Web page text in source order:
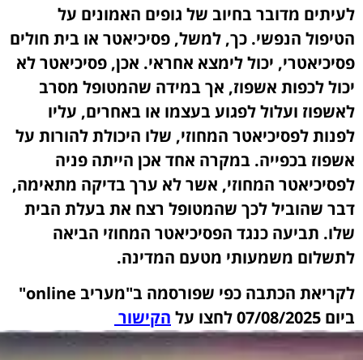
לעיתים מדובר בחיוב של גופים האמונים על
הטיפול הנפשי. כך, למשל, פסיכיאטר או בית חולים
פסיכיאטרי, יכול לימצא אחראי. אכן, פסיכיאטר לא
יכול לכפות אשפוז, אך במידה שהמטופל מסרב
לאשפוז ועלול לפגוע בעצמו או באחרים, עליו
לפנות לפסיכיאטר המחוזי, שלו היכולת להורות על
אשפוז בכפייה. במקרה אחד אכן הייתה פניה
לפסיכיאטר המחוזי, אשר לא ערך בדיקה מתאימה,
דבר שהוביל לכך שהמטופל רצח את בעלת הבית
שלו. תביעה כנגד הפסיכיאטר המחוזי הביאה
לתשלום משמעותי מטעם המדינה.
לקריאת הכתבה כפי שפורסמה ב"מעריב online"
ביום 07/08/2025 לחצו על
הקישור